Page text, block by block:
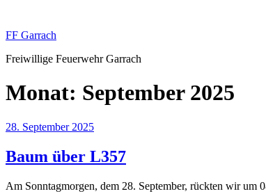
springen
FF Garrach
Freiwillige Feuerwehr Garrach
Monat: September 2025
Veröffentlicht
28. September 2025
Baum über L357
Am Sonntagmorgen, dem 28. September, rückten wir um